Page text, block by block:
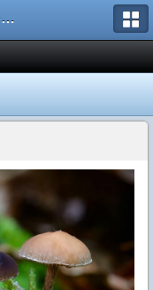
Forum di Micologia AMB Gruppo di Muggia e del Carso